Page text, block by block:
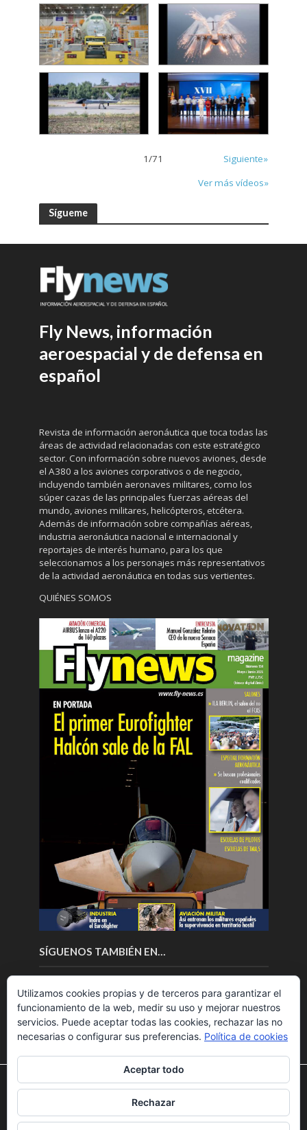
1/71
Siguiente»
Ver más vídeos»
Sígueme
Fly News, información
aeroespacial y de defensa en
español
Revista de información aeronáutica que toca todas las
áreas de actividad relacionadas con este estratégico
sector. Con información sobre nuevos aviones, desde
el A380 a los aviones corporativos o de negocio,
incluyendo también aeronaves militares, como los
súper cazas de las principales fuerzas aéreas del
mundo, aviones militares, helicópteros, etcétera.
Además de información sobre compañías aéreas,
industria aeronáutica nacional e internacional y
reportajes de interés humano, para los que
seleccionamos a los personajes más representativos
de la actividad aeronáutica en todas sus vertientes.
QUIÉNES SOMOS
SÍGUENOS TAMBIÉN EN…
Copyright © 2018.Fly News.Noticias aerospacial
UAS aviación comercial
Utilizamos cookies para ofrecerte la mejor experiencia en
nuestra web.
Puedes aprender más sobre qué cookies utilizamos o
desactivarlas en losajustes.
Utilizamos cookies propias y de terceros para garantizar el
funcionamiento de la web, medir su uso y mejorar nuestros
servicios. Puede aceptar todas las cookies, rechazar las no
necesarias o configurar sus preferencias. Política de cookies
Aceptar todo
Rechazar